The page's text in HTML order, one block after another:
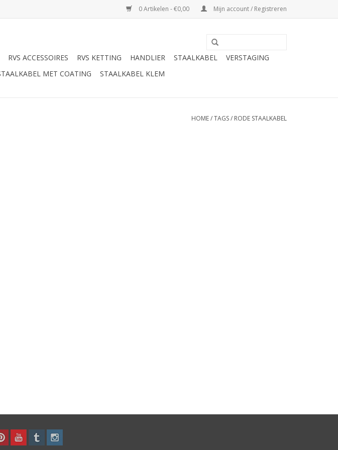
0 Artikelen - €0,00 Mijn account / Registreren
RVS ACCESSOIRES RVS KETTING HANDLIER STAALKABEL
VERSTAGING
MET COATING STAALKABEL KLEM
HOME/TAGS/ RODE STAALKABEL